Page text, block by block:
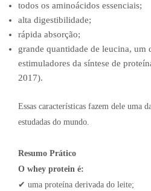
todos os aminoácidos essenciais;
alta digestibilidade;
rápida absorção;
grande quantidade de leucina, um
estimuladores da síntese de
2017).
Essas características fazem dele uma
estudadas do mundo.
Resumo Prático
O whey protein é:
✔ uma proteína derivada do leite;